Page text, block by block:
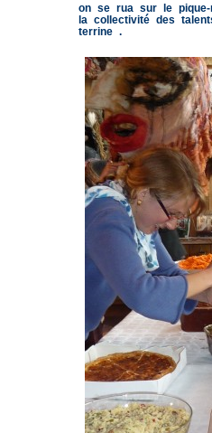
on se rua sur le pique-
la collectivité des
terrine .